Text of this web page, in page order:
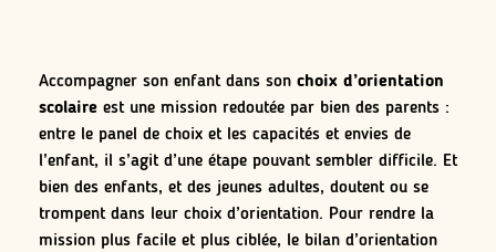
Accompagner son enfant dans son choix d’orientation
scolaire est une mission redoutée par bien des parents :
entre le panel de choix et les capacités et envies de
l’enfant, il s’agit d’une étape pouvant sembler difficile. Et
bien des enfants, et des jeunes adultes, doutent ou se
trompent dans leur choix d’orientation. Pour rendre la
mission plus facile et plus ciblée, le bilan d’orientation